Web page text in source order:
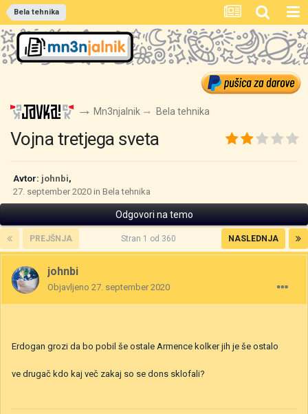
Bela tehnika
Mn3njalnik Bela tehnika
Vojna tretjega sveta
Avtor: johnbi,
27. september 2020 in Bela tehnika
Odgovori na temo
PREJŠNJA NASLEDNJA
Stran 1 od 360
johnbi
Objavljeno 27. september 2020
Erdogan grozi da bo pobil še ostale Armence kolker jih je še ostalo
ve drugač kdo kaj več zakaj so se dons sklofali?